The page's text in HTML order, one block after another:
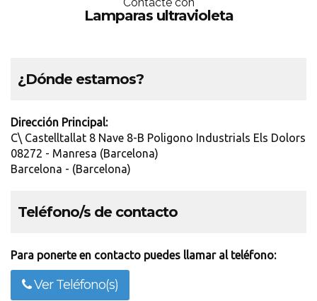
Lamparas ultravioleta
¿Dónde estamos?
Dirección Principal:
C\ Castelltallat 8 Nave 8-B Poligono Industrials Els Dolors
08272 - Manresa (Barcelona)
Barcelona - (Barcelona)
Teléfono/s de contacto
Para ponerte en contacto puedes llamar al teléfono:
Ver Teléfono(s)